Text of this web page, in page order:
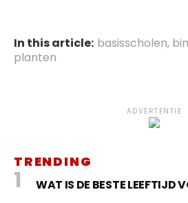
In this article: basisscholen,
planten
ADVERTENTIE
TRENDING
WAT IS DE BESTE LEEFTIJD